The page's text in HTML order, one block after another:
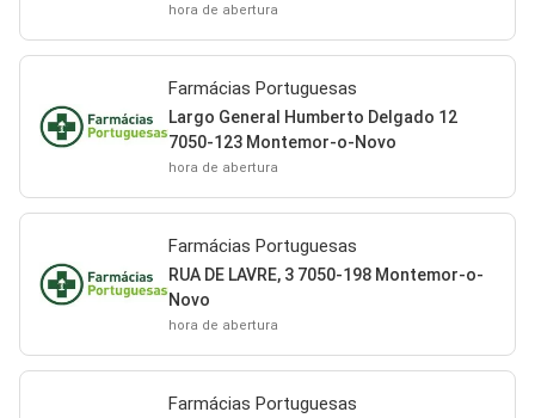
hora de abertura
Farmácias Portuguesas
Largo General Humberto Delgado 12
7050-123 Montemor-o-Novo
hora de abertura
Farmácias Portuguesas
RUA DE LAVRE, 3 7050-198 Montemor-o-
Novo
hora de abertura
Farmácias Portuguesas